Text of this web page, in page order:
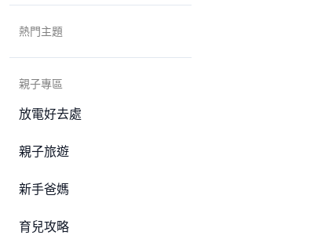
熱門主題
親子專區
放電好去處
親子旅遊
新手爸媽
育兒攻略